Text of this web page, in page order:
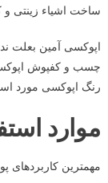
ساخت اشیاء زینتی و
اپوکسی آمین بعلت
چسب و کفپوش
رنگ اپوکسی مورد
موارد
مهمترین